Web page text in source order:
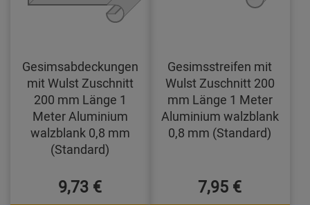
Gesimsabdeckungen
mit Wulst Zuschnitt
200 mm Länge 1
Meter Aluminium
walzblank 0,8 mm
(Standard)
9,73 €
Gesimsstreifen mit
Wulst Zuschnitt 200
mm Länge 1 Meter
Aluminium walzblank
0,8 mm (Standard)
7,95 €